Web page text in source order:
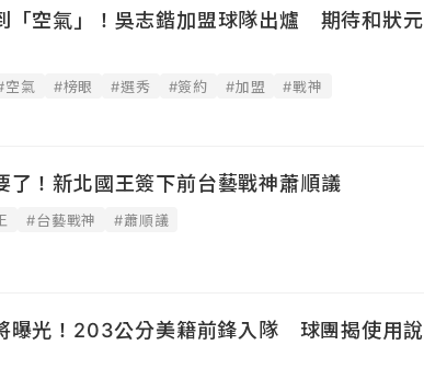
「空氣」！吳志鍇加盟球隊出爐 期待和狀元
空氣 #榜眼 #選秀 #簽約 #加盟
#戰神
了！新北國王簽下前台藝戰神蕭順議
#台藝戰神 #蕭順議
曝光！203公分美籍前鋒入隊 球團揭使用說